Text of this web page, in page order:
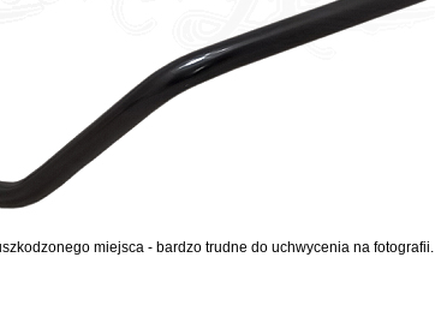
miejsca - bardzo trudne do uchwycenia na fotografii.